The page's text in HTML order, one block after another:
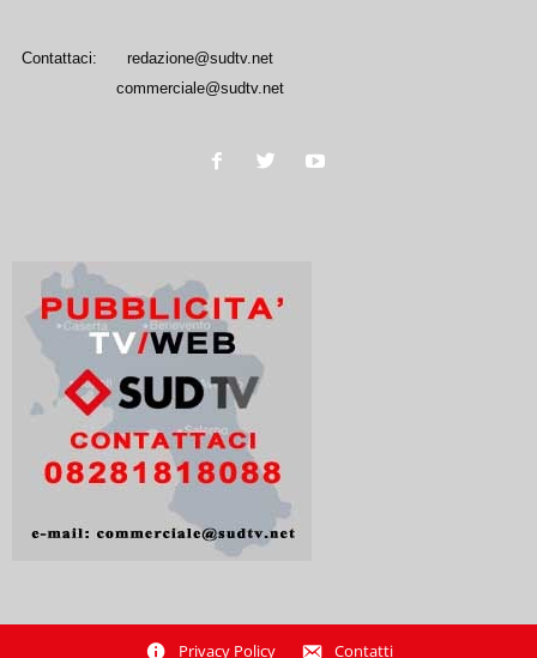
Contattaci:
redazione@sudtv.net
commerciale@sudtv.net
Privacy Policy Contatti